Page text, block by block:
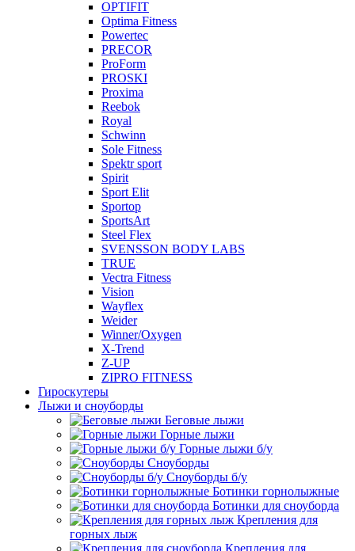
OPTIFIT
Optima Fitness
Powertec
PRECOR
ProForm
PROSKI
Proxima
Reebok
Royal
Schwinn
Sole Fitness
Spektr sport
Spirit
Sport Elit
Sportop
SportsArt
Steel Flex
SVENSSON BODY LABS
TRUE
Vectra Fitness
Vision
Wayflex
Weider
Winner/Oxygen
X-Trend
Z-UP
ZIPRO FITNESS
Гироскутеры
Лыжи и сноуборды
Беговые лыжи
Горные лыжи
Горные лыжи б/у
Сноуборды
Сноуборды б/у
Ботинки горнолыжные
Ботинки для сноуборда
Крепления для
горных лыж
Крепления для